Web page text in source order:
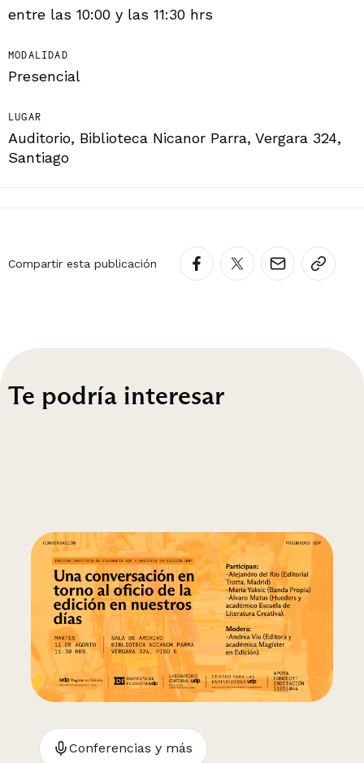
entre las 10:00 y las 11:30 hrs
MODALIDAD
Presencial
LUGAR
Auditorio, Biblioteca Nicanor Parra, Vergara 324,
Santiago
Compartir esta publicación
Te podría interesar
Conferencias y más